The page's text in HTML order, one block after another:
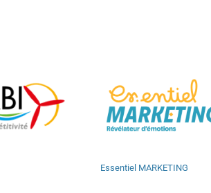
Essentiel MARKETING